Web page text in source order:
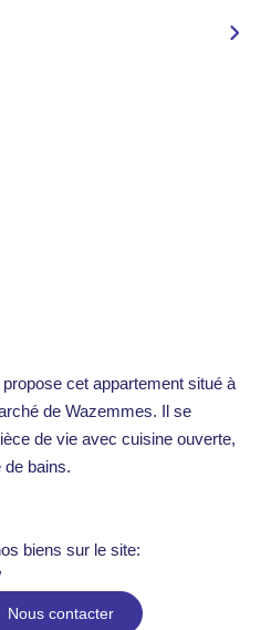
cet appartement situé à
de Wazemmes. Il se
de vie avec cuisine ouverte,
de bains.
biens sur le site:
Nous contacter